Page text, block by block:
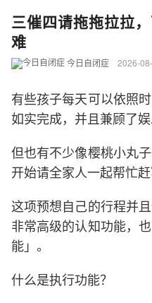
三催四请拖拖拉拉
难
今日自闭症 2026-
有些孩子每天可以依照
如实完成，并且兼顾了娱
但也有不少像樱桃小丸
开始请全家人一起帮忙赶
这项预想自己的行程并
非常高级的认知功能，
能」。
什么是执行功能？